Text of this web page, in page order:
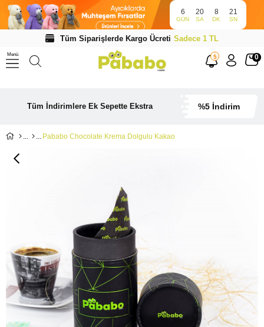
6
GÜN
20
SA
8
DK
20
SN
Tüm Siparişlerde Kargo Ücreti Sadece 1 TL
Menü 5 0
Tüm İndirimlere Ek Sepette Ekstra %5 İndirim
Pababo Chocolate Krema Dolgulu Kakao